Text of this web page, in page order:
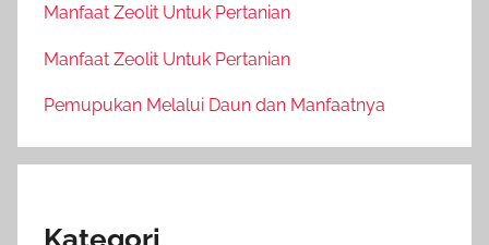
Manfaat Zeolit Untuk Pertanian
Manfaat Zeolit Untuk Pertanian
Pemupukan Melalui Daun dan Manfaatnya